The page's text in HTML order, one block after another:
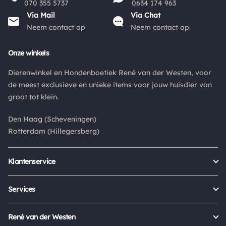
pakket niet afgehaald? Dan retourneren wij het
aankoopbedrag min de gemaakte verzendkosten.
Retouren
het product altijd retourneren binnen 14 dagen. De
retourkosten bedragen € 6.75 en zijn voor eigen rekening.
Kies bij het retourneren altijd voor "alleen huisadres",
niet af.
070 355 5737
0634 174 963
Via Mail
Neem contact op
Via Chat
Neem contact op
Onze winkels
Dierenwinkel en Hondenboetiek René van der Westen, voor
de meest exclusieve en unieke items voor jouw huisdier van
groot tot klein.
Den Haag (Scheveningen)
Rotterdam (Hillegersberg)
Klantenservice
Status bestelling
Services
René van der Westen